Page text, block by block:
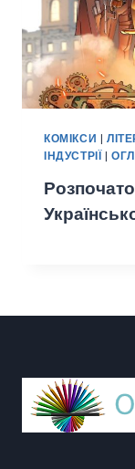
КОМІКСИ |
ІНДУСТРІЇ |